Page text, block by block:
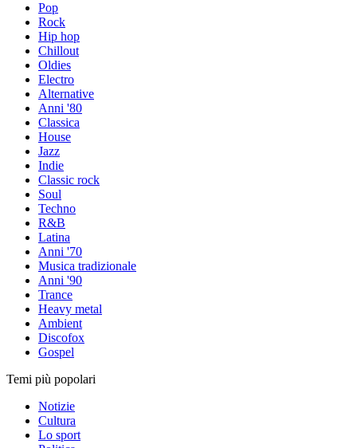
Pop
Rock
Hip hop
Chillout
Oldies
Electro
Alternative
Anni '80
Classica
House
Jazz
Indie
Classic rock
Soul
Techno
R&B
Latina
Anni '70
Musica tradizionale
Anni '90
Trance
Heavy metal
Ambient
Discofox
Gospel
Temi più popolari
Notizie
Cultura
Lo sport